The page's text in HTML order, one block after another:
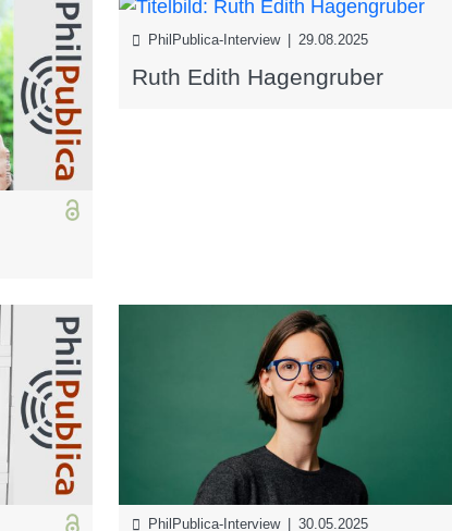
PhilPublica-Interview | 29.08.2025
Ruth Edith Hagengruber
PhilPublica-Interview | 30.05.2025